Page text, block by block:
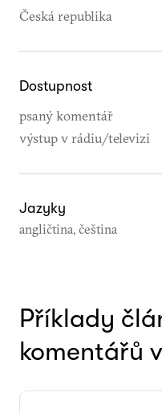
Česká republika
Dostupnost
psaný komentář
výstup v rádiu/televizi
Jazyky
angličtina, čeština
Příklady
komentářů